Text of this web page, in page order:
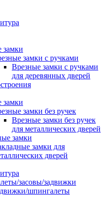
замки
замки с ручками
Врезные замки с ручками
для деревянных дверей
замки
замки без ручек
Врезные замки без ручек
для металлических дверей
замки
замки для
дверей
засовы/задвижки
шпингалеты